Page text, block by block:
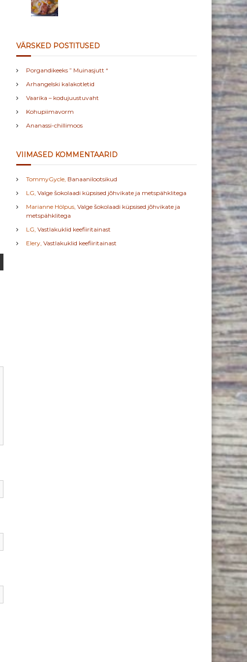
VÄRSKED POSTITUSED
Porgandikeeks ” Muinasjutt “
Arhangelski kalakotletid
Vaarika – kodujuustuvaht
Kohupiimavorm
Ananassi-chillimoos
VIIMASED KOMMENTAARID
TommyGycle, Banaanilootsikud
LG, Valge šokolaadi küpsised jõhvikate ja metspähklitega
Marianne Hölpus, Valge šokolaadi küpsised jõhvikate ja
metspähklitega
LG, Vastlakuklid keefiiritainast
Elery, Vastlakuklid keefiiritainast